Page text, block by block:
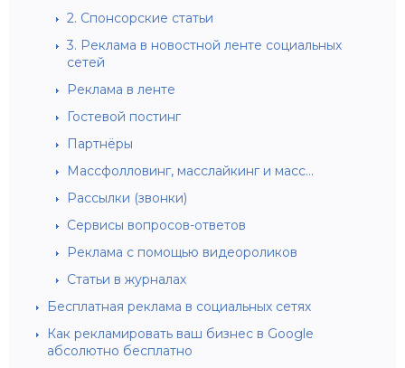
2. Спонсорские статьи
3. Реклама в новостной ленте социальных
сетей
Реклама в ленте
Гостевой постинг
Партнёры
Массфолловинг, масслайкинг и масс…
Рассылки (звонки)
Сервисы вопросов-ответов
Реклама с помощью видеороликов
Статьи в журналах
Бесплатная реклама в социальных сетях
Как рекламировать ваш бизнес в Google
абсолютно бесплатно